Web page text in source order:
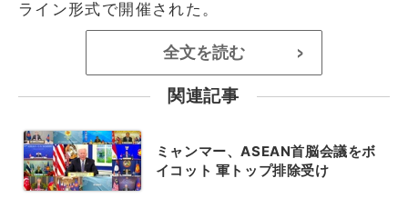
ライン形式で開催された。
全文を読む >
関連記事
ミャンマー、ASEAN首脳会議をボ
イコット 軍トップ排除受け